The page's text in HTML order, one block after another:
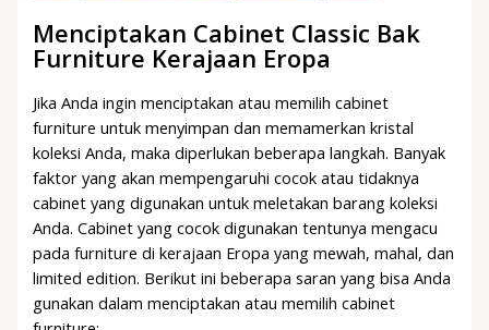
Menciptakan Cabinet Classic Bak
Furniture Kerajaan Eropa
Jika Anda ingin menciptakan atau memilih cabinet
furniture untuk menyimpan dan memamerkan kristal
koleksi Anda, maka diperlukan beberapa langkah. Banyak
faktor yang akan mempengaruhi cocok atau tidaknya
cabinet yang digunakan untuk meletakan barang koleksi
Anda. Cabinet yang cocok digunakan tentunya mengacu
pada furniture di kerajaan Eropa yang mewah, mahal, dan
limited edition. Berikut ini beberapa saran yang bisa Anda
gunakan dalam menciptakan atau memilih cabinet